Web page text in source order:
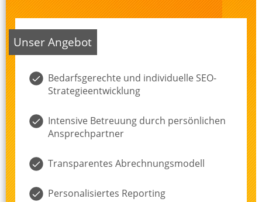
Unser Angebot
Bedarfsgerechte und individuelle SEO-
Strategieentwicklung
Intensive Betreuung durch persönlichen
Ansprechpartner
Transparentes Abrechnungsmodell
Personalisiertes Reporting